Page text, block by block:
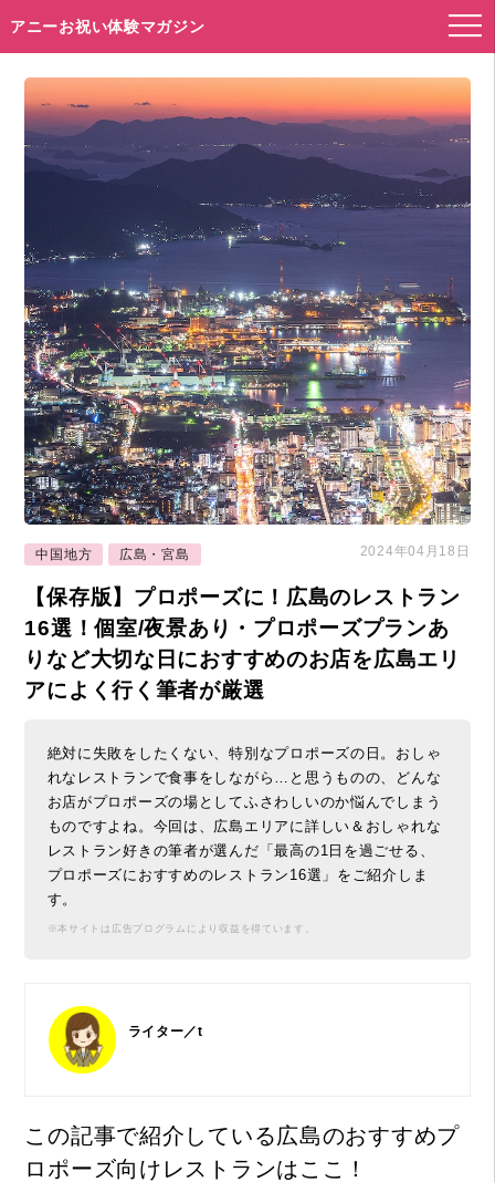
アニーお祝い体験マガジン
中国地方 広島・宮島 2024年04月18日
【保存版】プロポーズに！広島のレストラン
16選！個室/夜景あり・プロポーズプランあ
りなど大切な日におすすめのお店を広島エリ
アによく行く筆者が厳選
絶対に失敗をしたくない、特別なプロポーズの日。おしゃ
れなレストランで食事をしながら…と思うものの、どんな
お店がプロポーズの場としてふさわしいのか悩んでしまう
ものですよね。今回は、広島エリアに詳しい＆おしゃれな
レストラン好きの筆者が選んだ「最高の1日を過ごせる、
プロポーズにおすすめのレストラン16選」をご紹介しま
す。
※本サイトは広告プログラムにより収益を得ています。
ライター／t
この記事で紹介している広島のおすすめプ
ロポーズ向けレストランはここ！